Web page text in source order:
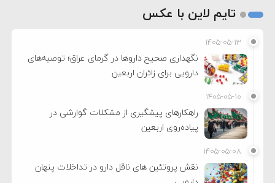
تایم لاین با عکس
۱۴۰۵-۰۵-۱۳
نگهداری صحیح داروها در گرمای عراق؛ توصیه‌های
دارویی برای زائران اربعین
۱۴۰۵-۰۵-۱۰
راهکارهای پیشگیری از مشکلات گوارشی در
پیاده‌روی اربعین
۱۴۰۵-۰۵-۰۸
نقش پروتئین های ناقل دارو در تداخلات پنهان